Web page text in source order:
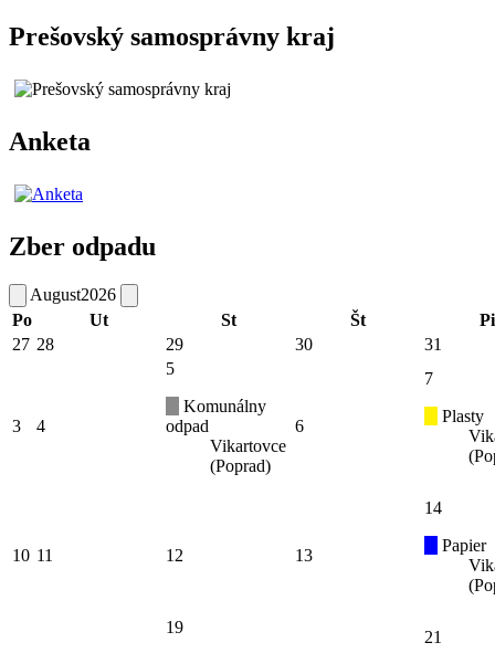
Prešovský samosprávny kraj
Anketa
Zber odpadu
August2026
Po
Ut St Št
Pi
27 28 29 30 31
3 4
5
Komunálny
odpad
Vikartovce
(Poprad)
6
7
Plasty
10 11 12 13
14
Papier
19
21